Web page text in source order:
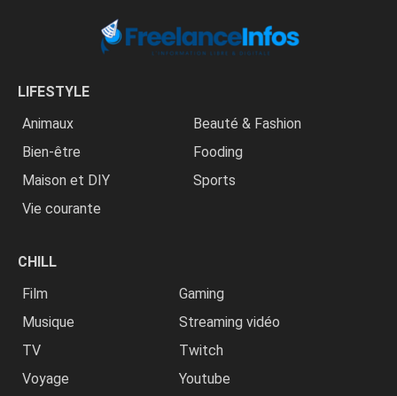
LIFESTYLE
Animaux
Beauté & Fashion
Bien-être
Fooding
Maison et DIY
Sports
Vie courante
CHILL
Film
Gaming
Musique
Streaming vidéo
TV
Twitch
Voyage
Youtube